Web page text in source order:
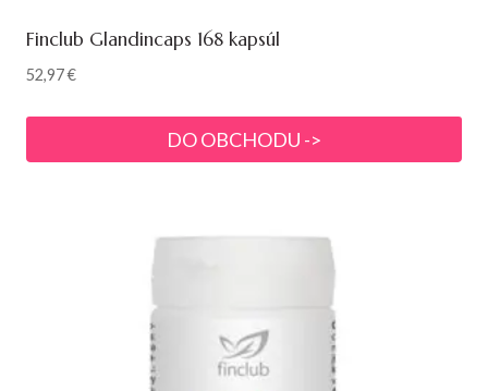
Finclub Glandincaps 168 kapsúl
52,97€
DO OBCHODU ->